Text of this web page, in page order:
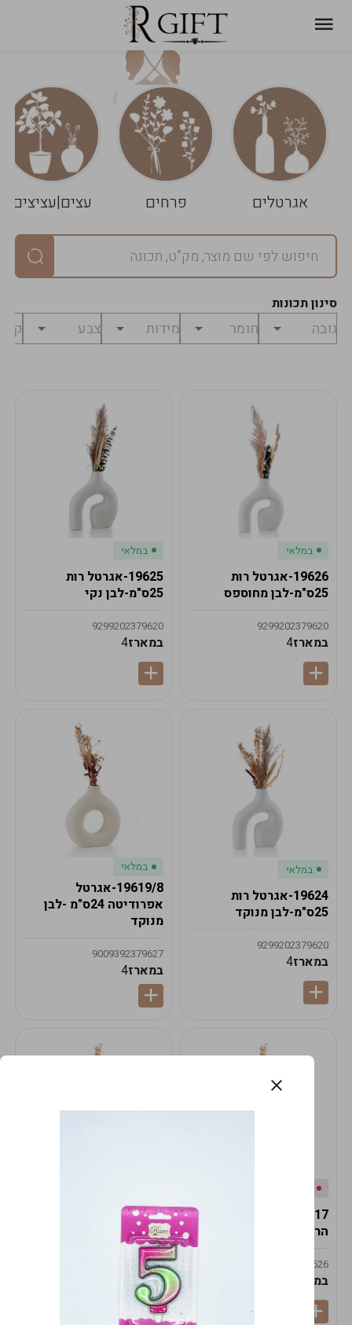
אגרטלים פרחים עצים|עציצים
סינון תכונות
במלאי
19626-אגרטל רות
25ס"מ-לבן מחוספס
9299202379620
במארז4
במלאי
19625-אגרטל רות
25ס"מ-לבן נקי
9299202379620
במארז4
במלאי
19624-אגרטל רות
25ס"מ-לבן מנוקד
9299202379620
במארז4
במלאי
19619/8-אגרטל
אפרודיטה 24ס"מ -לבן
מנוקד
9009392379627
במארז4
הרמס 19ס"מ -לבן נקי
9009492379626
במארז
19ס"מ -לבן מנוקד
9009492379626
במארז
עגלת
שלך
ניקוי
הסל
במארז
מחיר
לפני
₪0
לתשלום